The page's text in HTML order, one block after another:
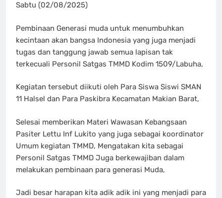
Sabtu (02/08/2025)
Pembinaan Generasi muda untuk menumbuhkan
kecintaan akan bangsa Indonesia yang juga menjadi
tugas dan tanggung jawab semua lapisan tak
terkecuali Personil Satgas TMMD Kodim 1509/Labuha,
Kegiatan tersebut diikuti oleh Para Siswa Siswi SMAN
11 Halsel dan Para Paskibra Kecamatan Makian Barat,
Selesai memberikan Materi Wawasan Kebangsaan
Pasiter Lettu Inf Lukito yang juga sebagai koordinator
Umum kegiatan TMMD, Mengatakan kita sebagai
Personil Satgas TMMD Juga berkewajiban dalam
melakukan pembinaan para generasi Muda,
Jadi besar harapan kita adik adik ini yang menjadi para